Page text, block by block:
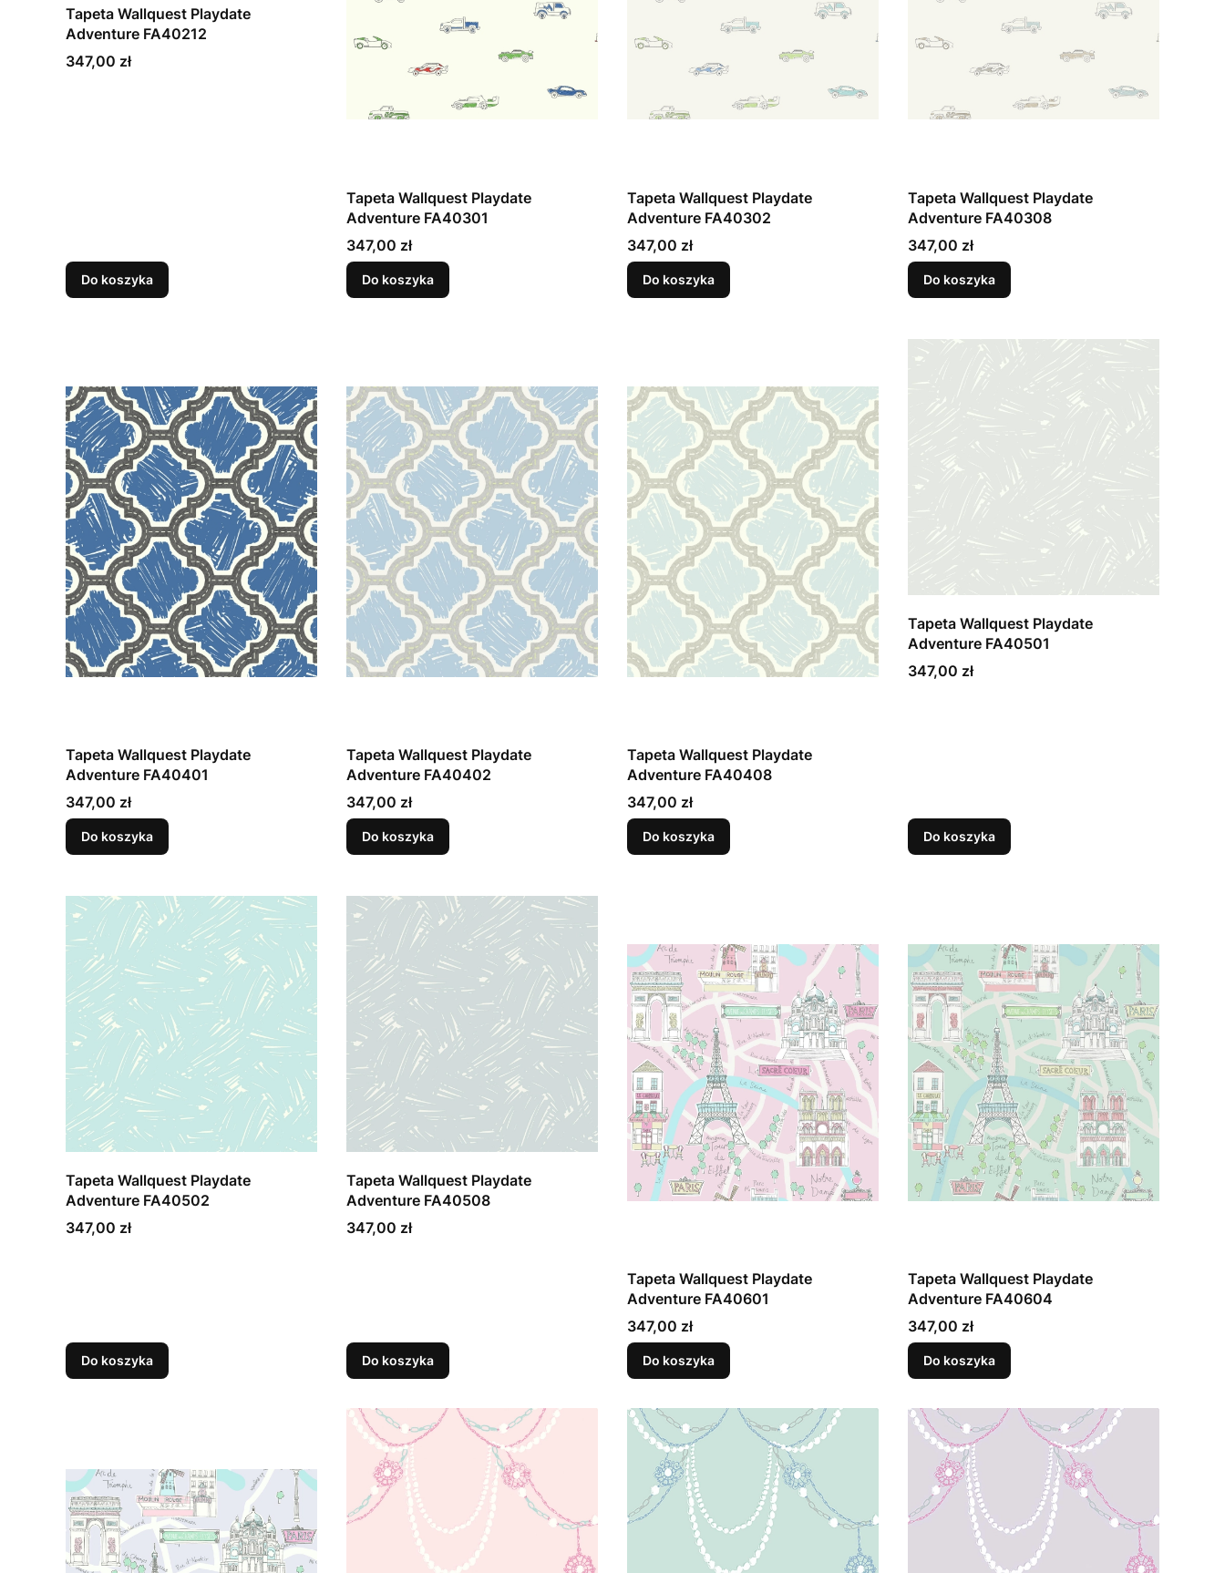
Tapeta Wallquest Playdate
Adventure FA40212
Cena
347,00 zł
Do koszyka
Tapeta Wallquest Playdate
Adventure FA40301
Cena
347,00 zł
Do koszyka
Tapeta Wallquest Playdate
Adventure FA40302
Cena
347,00 zł
Do koszyka
Tapeta Wallquest Playdate
Adventure FA40308
Cena
347,00 zł
Do koszyka
Tapeta Wallquest Playdate
Adventure FA40401
Cena
347,00 zł
Do koszyka
Tapeta Wallquest Playdate
Adventure FA40402
Cena
347,00 zł
Do koszyka
Tapeta Wallquest Playdate
Adventure FA40408
Cena
347,00 zł
Do koszyka
Tapeta Wallquest Playdate
Adventure FA40501
Cena
347,00 zł
Do koszyka
Tapeta Wallquest Playdate
Adventure FA40502
Cena
347,00 zł
Do koszyka
Tapeta Wallquest Playdate
Adventure FA40508
Cena
347,00 zł
Do koszyka
Tapeta Wallquest Playdate
Adventure FA40601
Cena
347,00 zł
Do koszyka
Tapeta Wallquest Playdate
Adventure FA40604
Cena
347,00 zł
Do koszyka